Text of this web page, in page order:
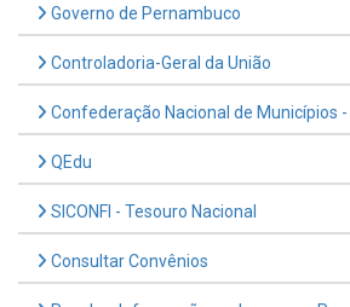
Controladoria-Geral da União
Confederação Nacional de Municípios -
QEdu
SICONFI - Tesouro Nacional
Consultar Convênios
Receber Informações sobre novos